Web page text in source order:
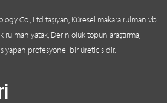
Co., Ltd taşıyan, Küresel makara rulman vb
rulman yatak, Derin oluk topun araştırma,
yapan profesyonel bir üreticisidir.